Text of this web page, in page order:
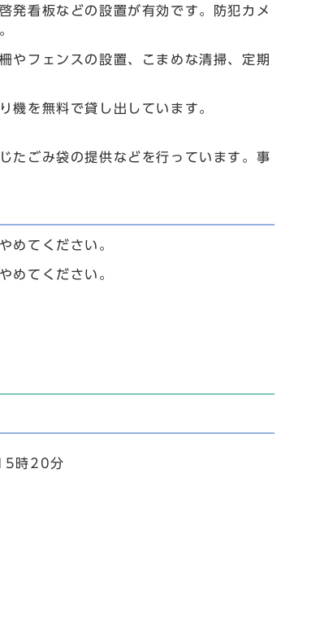
発看板などの設置が有効です。防犯カメ
やフェンスの設置、こまめな清掃、定期
機を無料で貸し出しています。
たごみ袋の提供などを行っています。事
めてください。
めてください。
時20分